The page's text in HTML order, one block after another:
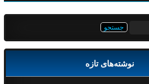
نوشته‌های تازه